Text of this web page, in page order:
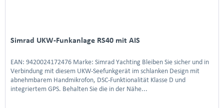
Simrad UKW-Funkanlage RS40 mit AIS
EAN: 9420024172476 Marke: Simrad Yachting Bleiben Sie sicher und in
Verbindung mit diesem UKW-Seefunkgerät im schlanken Design mit
abnehmbarem Handmikrofon, DSC-Funktionalität Klasse D und
integriertem GPS. Behalten Sie die in der Nähe...